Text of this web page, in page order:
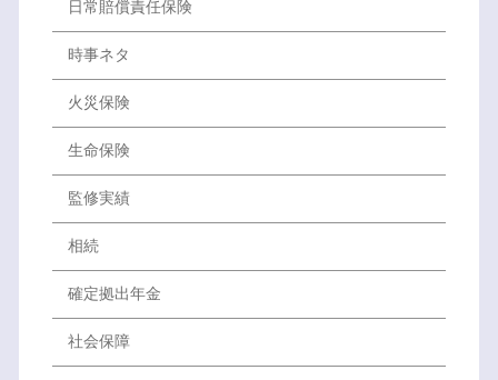
日常賠償責任保険
時事ネタ
火災保険
生命保険
監修実績
相続
確定拠出年金
社会保障